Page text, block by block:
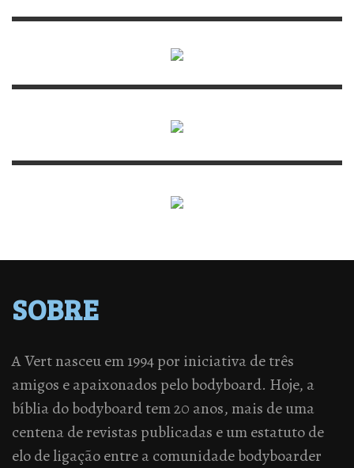
SOBRE
A Vert nasceu em 1994 por iniciativa de três
amigos e apaixonados pelo bodyboard. Hoje, a
bíblia do bodyboard tem 20 anos, mais de uma
centena de revistas publicadas e um estatuto de
elo de ligação entre a comunidade bodyboarder